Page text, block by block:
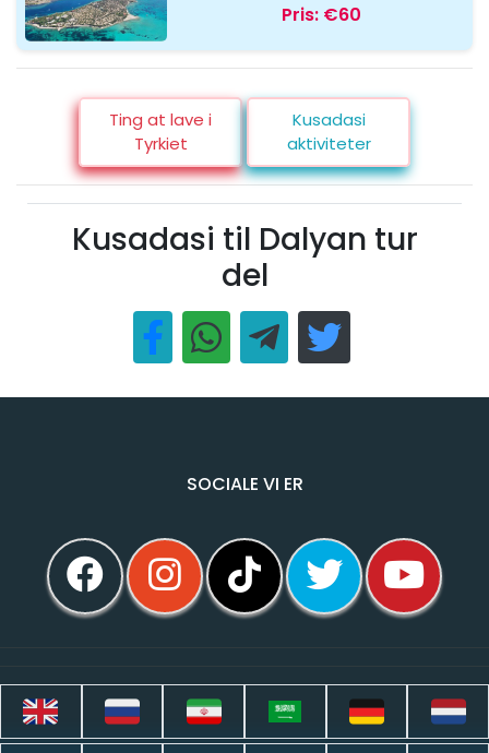
Pris: €60
Ting at lave i
Tyrkiet
Kusadasi
aktiviteter
Kusadasi til Dalyan tur
del
SOCIALE VI ER